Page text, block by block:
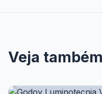
Veja também